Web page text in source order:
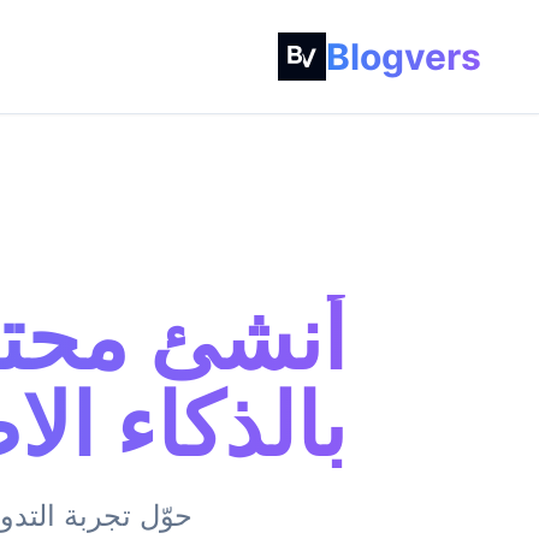
Blogvers
أنشئ
بالذكاء
حوّل تجربة